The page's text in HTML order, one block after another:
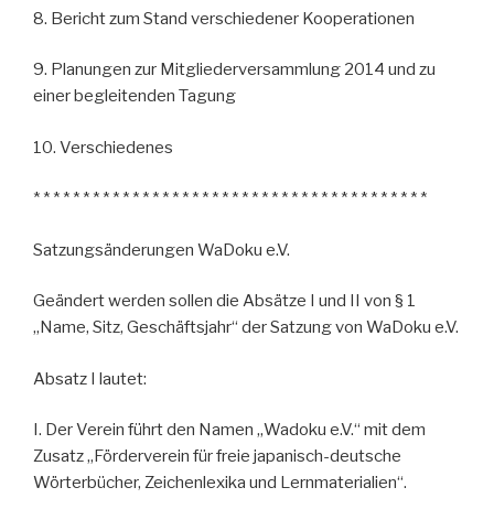
8. Bericht zum Stand verschiedener Kooperationen
9. Planungen zur Mitgliederversammlung 2014 und zu
einer begleitenden Tagung
10. Verschiedenes
* * * * * * * * * * * * * * * * * * * * * * * * * * * * * * * * * * * * * * * *
Satzungsänderungen WaDoku e.V.
Geändert werden sollen die Absätze I und II von § 1
„Name, Sitz, Geschäftsjahr“ der Satzung von WaDoku e.V.
Absatz I lautet:
I. Der Verein führt den Namen „Wadoku e.V.“ mit dem
Zusatz „Förderverein für freie japanisch-deutsche
Wörterbücher, Zeichenlexika und Lernmaterialien“.